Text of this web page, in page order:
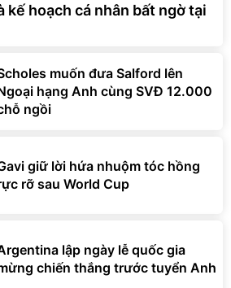
kế hoạch cá nhân bất ngờ tại
muốn đưa Salford lên
hạng Anh cùng SVĐ 12.000
ngồi
giữ lời hứa nhuộm tóc hồng
rỡ sau World Cup
lập ngày lễ quốc gia
chiến thắng trước tuyển Anh